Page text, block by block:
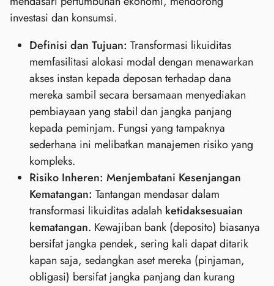
investasi dan konsumsi.
Definisi dan Tujuan: Transformasi likuiditas
memfasilitasi alokasi modal dengan menawarkan
akses instan kepada deposan terhadap dana
mereka sambil secara bersamaan menyediakan
pembiayaan yang stabil dan jangka panjang
kepada peminjam. Fungsi yang tampaknya
sederhana ini melibatkan manajemen risiko yang
kompleks.
Risiko Inheren: Menjembatani Kesenjangan
Kematangan: Tantangan mendasar dalam
transformasi likuiditas adalah ketidaksesuaian
kematangan. Kewajiban bank (deposito) biasanya
bersifat jangka pendek, sering kali dapat ditarik
kapan saja, sedangkan aset mereka (pinjaman,
obligasi) bersifat jangka panjang dan kurang